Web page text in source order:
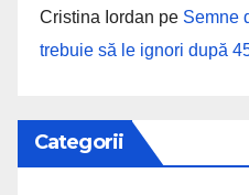
Cristina Iordan pe Semne
trebuie să le ignori după
Categorii